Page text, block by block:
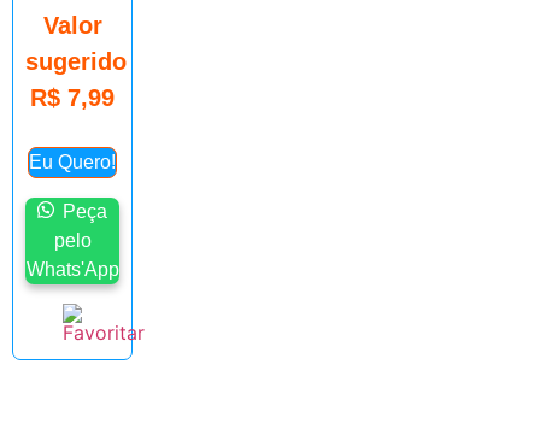
Valor
sugerido
R$ 7,99
Eu Quero!
Peça
pelo
Whats'App